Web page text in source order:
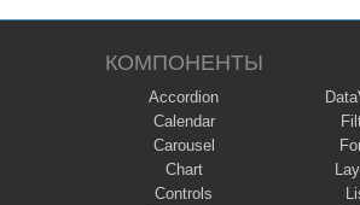
КОМПОНЕНТЫ
Accordion
Calendar
Carousel
Chart
Controls